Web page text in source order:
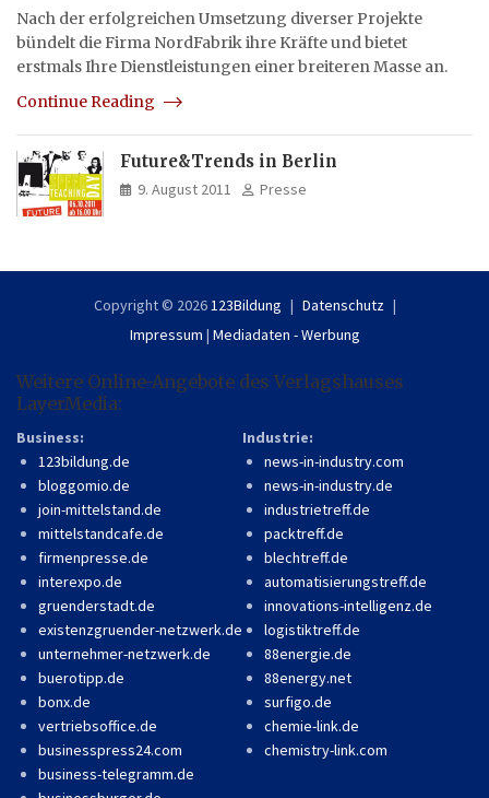
Nach der erfolgreichen Umsetzung diverser Projekte
bündelt die Firma NordFabrik ihre Kräfte und bietet
erstmals Ihre Dienstleistungen einer breiteren Masse an.
Continue Reading
Future&Trends in Berlin
9. August 2011 Presse
Copyright © 2026 123Bildung
Datenschutz
Impressum | Mediadaten - Werbung
Weitere Online-Angebote des Verlagshauses
LayerMedia:
Business:
123bildung.de
bloggomio.de
join-mittelstand.de
mittelstandcafe.de
firmenpresse.de
interexpo.de
gruenderstadt.de
existenzgruender-netzwerk.de
unternehmer-netzwerk.de
buerotipp.de
bonx.de
vertriebsoffice.de
businesspress24.com
business-telegramm.de
Industrie:
news-in-industry.com
news-in-industry.de
industrietreff.de
packtreff.de
blechtreff.de
automatisierungstreff.de
innovations-intelligenz.de
logistiktreff.de
88energie.de
88energy.net
surfigo.de
chemie-link.de
chemistry-link.com